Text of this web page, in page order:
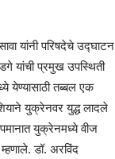
यांनी परिषदेचे उद्घाटन
यांची प्रमुख उपस्थिती
येण्यासाठी तब्बल एक
युक्रेनवर युद्ध लादले
युक्रेनमध्ये वीज
डॉ. अरविंद